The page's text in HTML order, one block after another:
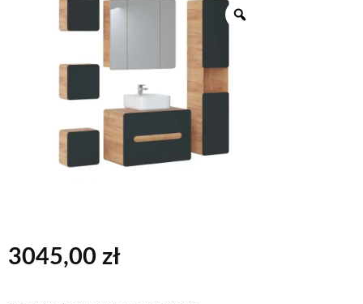
3045,00 zł